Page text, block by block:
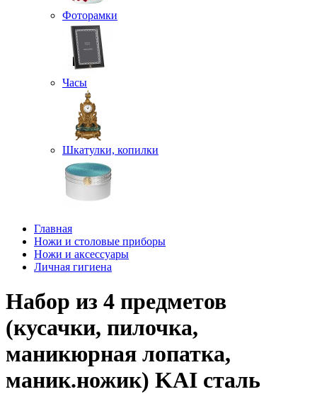
Фоторамки
Часы
Шкатулки, копилки
Главная
Ножи и столовые приборы
Ножи и аксессуары
Личная гигиена
Набор из 4 предметов
(кусачки, пилочка,
маникюрная лопатка,
маник.ножик) KAI сталь